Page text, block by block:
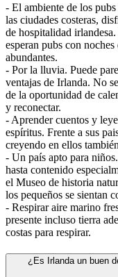
- El ambiente de los
las ciudades costeras,
de hospitalidad
esperan pubs con
abundantes.
- Por la lluvia. Puede
ventajas de Irlanda. No
de la oportunidad de
y reconectar.
- Aprender cuentos y
espíritus. Frente a sus
creyendo en ellos
- Un país apto para
hasta contenido
el Museo de historia
los pequeños se sientan
- Respirar aire marino
presente incluso tierra
costas para respirar.
¿Es Irlanda un buen